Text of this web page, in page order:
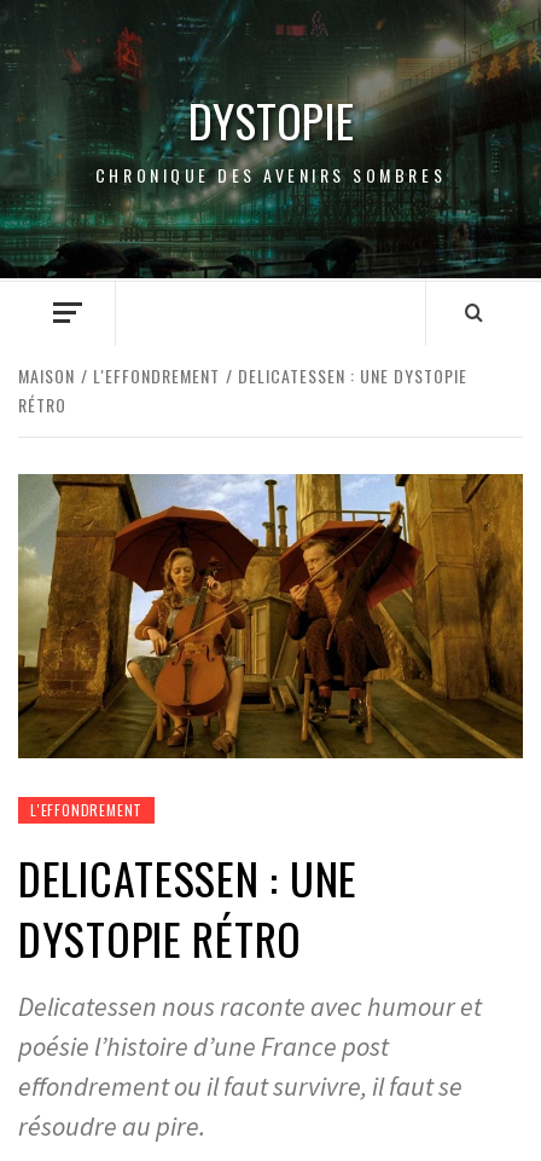
Passer
au
contenu
DYSTOPIE
CHRONIQUE DES AVENIRS SOMBRES
MAISON L'EFFONDREMENT
DELICATESSEN : UNE DYSTOPIE
RÉTRO
L'EFFONDREMENT
DELICATESSEN : UNE
DYSTOPIE RÉTRO
Delicatessen nous raconte avec humour et
poésie l’histoire d’une France post
effondrement ou il faut survivre, il faut se
résoudre au pire.
UN GENRE CODIFIÉ
DISCLOSURE DAY : UNE
HISTOIRE DE
PAR PROJETDYSTOPIE NONE
12
JUILLET 2026
IA
DALLOWAY,
PAR